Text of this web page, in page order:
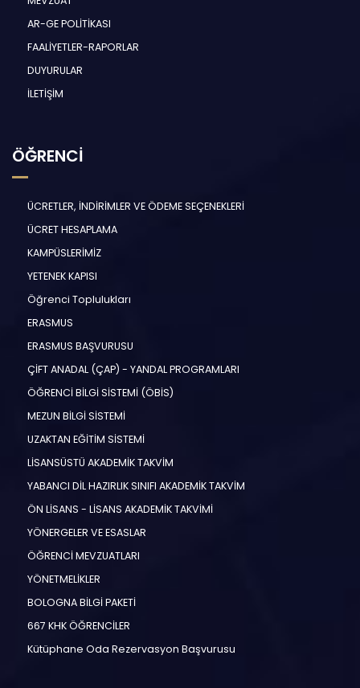
AR-GE POLİTİKASI
FAALİYETLER-RAPORLAR
DUYURULAR
İLETİŞİM
ÖĞRENCİ
ÜCRETLER, İNDİRİMLER VE ÖDEME SEÇENEKLERİ
ÜCRET HESAPLAMA
KAMPÜSLERİMİZ
YETENEK KAPISI
Öğrenci Toplulukları
ERASMUS
ERASMUS BAŞVURUSU
ÇİFT ANADAL (ÇAP) - YANDAL PROGRAMLARI
ÖĞRENCİ BİLGİ SİSTEMİ (ÖBİS)
MEZUN BİLGİ SİSTEMİ
UZAKTAN EĞİTİM SİSTEMİ
LİSANSÜSTÜ AKADEMİK TAKVİM
YABANCI DİL HAZIRLIK SINIFI AKADEMİK TAKVİM
ÖN LİSANS - LİSANS AKADEMİK TAKVİMİ
YÖNERGELER VE ESASLAR
ÖĞRENCİ MEVZUATLARI
YÖNETMELİKLER
BOLOGNA BİLGİ PAKETİ
667 KHK ÖĞRENCİLER
Kütüphane Oda Rezervasyon Başvurusu